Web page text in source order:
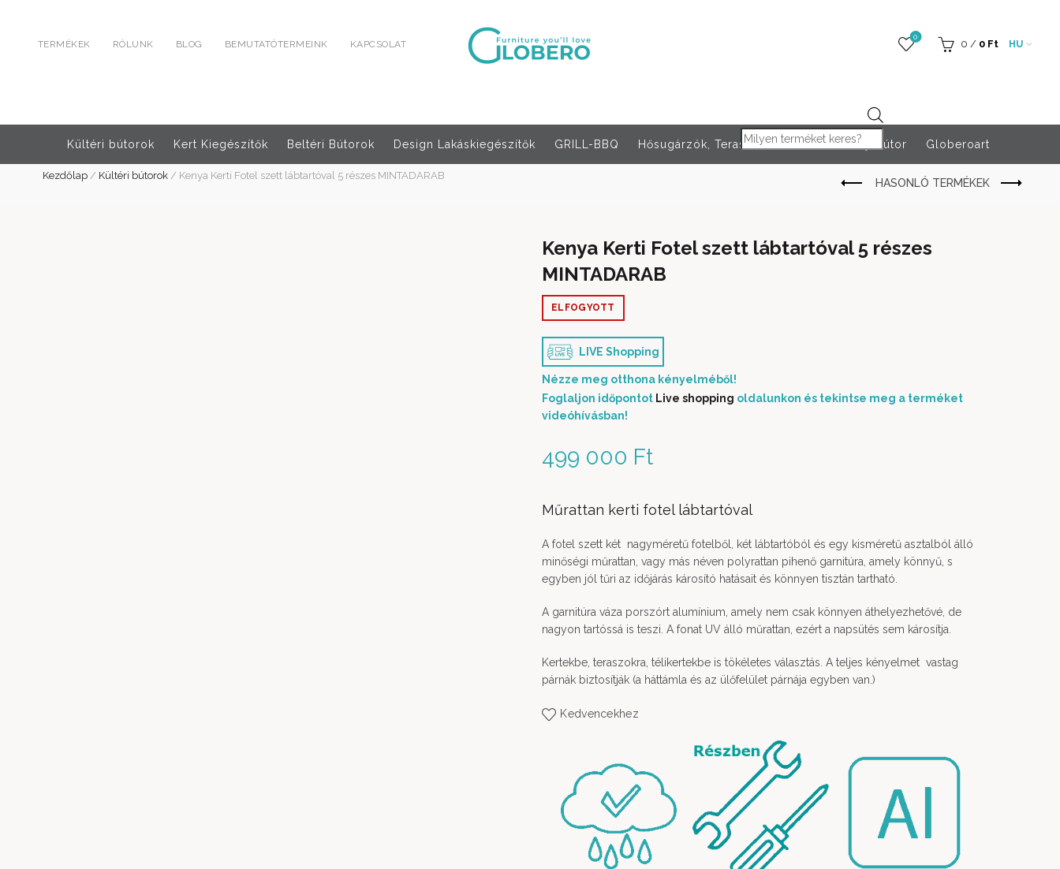
TERMÉKEK RÓLUNK BLOG BEMUTATÓTERMEINK KAPCSOLAT
Products search
0
0 / 0 Ft HU
Kültéri bútorok Kert Kiegészítők Beltéri Bútorok Design Lakáskiegészítők GRILL-BBQ Hősugárzók, Teraszfűtés Rendezvény bútor Globeroart
Kezdőlap/ Kültéri bútorok/ Kenya Kerti Fotel szett lábtartóval 5 részes MINTADARAB
Kenya Kerti Fotel szett lábtartóval 5 részes
MINTADARAB
499 000 Ft
ELFOGYOTT
LIVE Shopping
Nézze meg otthona kényelméből!
Foglaljon időpontot Live shopping oldalunkon és tekintse meg a terméket
videóhívásban!
Műrattan kerti fotel lábtartóval
A fotel szett két nagyméretű fotelből, két lábtartóból és egy kisméretű asztalból álló
minőségi műrattan, vagy más néven polyrattan pihenő garnitúra, amely könnyű, s
egyben jól tűri az időjárás károsító hatásait és könnyen tisztán tartható.
A garnitúra váza porszórt alumínium, amely nem csak könnyen áthelyezhetővé, de
nagyon tartóssá is teszi. A fonat UV álló műrattan, ezért a napsütés sem károsítja.
Kertekbe, teraszokra, télikertekbe is tökéletes választás. A teljes kényelmet vastag
párnák biztosítják (a háttámla és az ülőfelület párnája egyben van.)
Kedvencekhez